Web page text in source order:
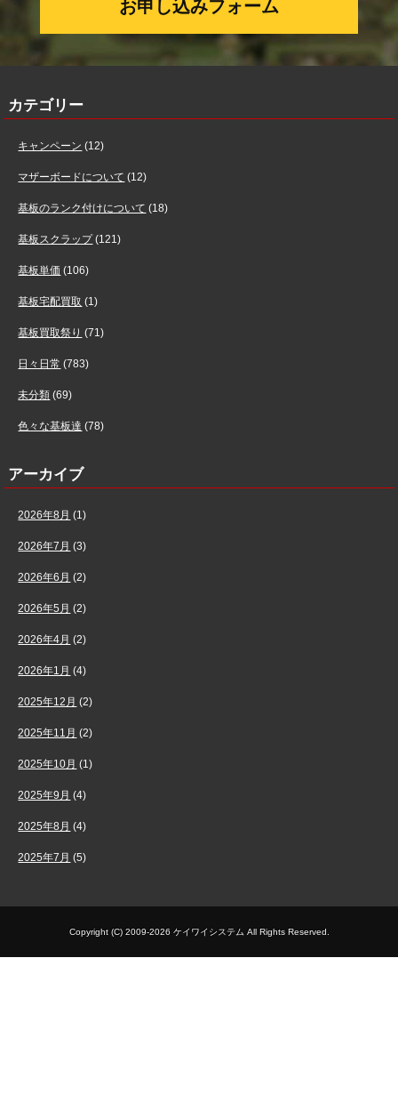
お申し込みフォーム
カテゴリー
キャンペーン (12)
マザーボードについて (12)
基板のランク付けについて (18)
基板スクラップ(121)
基板単価 (106)
基板宅配買取 (1)
基板買取祭り (71)
日々日常 (783)
未分類 (69)
色々な基板達 (78)
アーカイブ
2026年8月 (1)
2026年7月 (3)
2026年6月 (2)
2026年5月 (2)
2026年4月 (2)
2026年1月 (4)
2025年12月 (2)
2025年11月 (2)
2025年10月 (1)
2025年9月 (4)
2025年8月 (4)
2025年7月 (5)
Copyright (C) 2009-2026 ケイワイシステム All Rights Reserved.